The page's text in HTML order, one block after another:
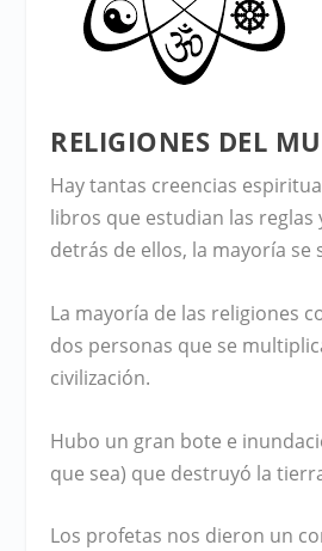
RELIGIONES DEL
Hay tantas creencias
libros que estudian las reglas
detrás de ellos, la mayoría se
La mayoría de las religiones
dos personas que se
civilización.
Hubo un gran bote e
que sea) que destruyó la
Los profetas nos dieron un